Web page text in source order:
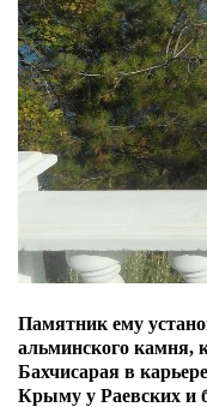
Памятник ему
альминского камня,
Бахчисарая в
Крыму у Раевских и